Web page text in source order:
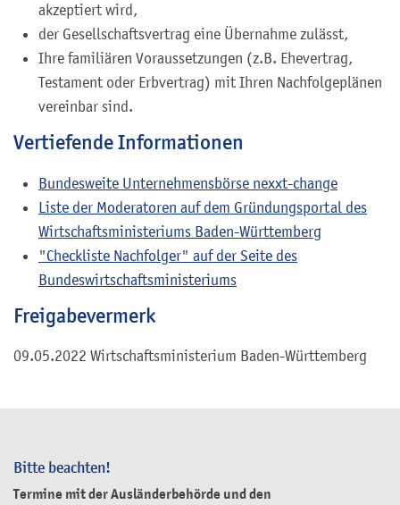
Bitte beachten!
Termine mit der Ausländerbehörde und den
akzeptiert wird,
der Gesellschaftsvertrag eine Übernahme zulässt,
Ihre familiären Voraussetzungen (z.B. Ehevertrag,
Testament oder Erbvertrag) mit Ihren Nachfolgeplänen
vereinbar sind.
Vertiefende Informationen
Bundesweite Unternehmensbörse nexxt-change
Liste der Moderatoren auf dem Gründungsportal des
Wirtschaftsministeriums Baden-Württemberg
"Checkliste Nachfolger" auf der Seite des
Bundeswirtschaftsministeriums
Freigabevermerk
09.05.2022 Wirtschaftsministerium Baden-Württemberg